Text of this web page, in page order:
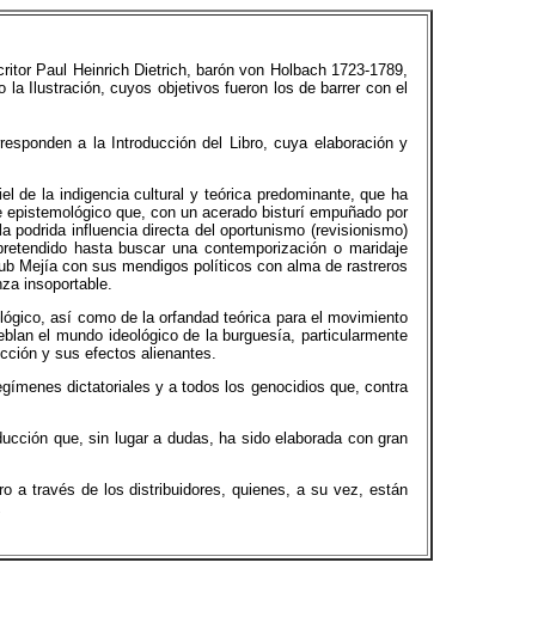
Paul Heinrich Dietrich, barón von Holbach 1723-1789,
Ilustración, cuyos objetivos fueron los de barrer con el
a la Introducción del Libro, cuya elaboración y
de la indigencia cultural y teórica predominante, que ha
que, con un acerado bisturí empuñado por
influencia directa del oportunismo (revisionismo)
hasta buscar una contemporización o maridaje
Mejía con sus mendigos políticos con alma de rastreros
insoportable.
así como de la orfandad teórica para el movimiento
el mundo ideológico de la burguesía, particularmente
y sus efectos alienantes.
dictatoriales y a todos los genocidios que, contra
que, sin lugar a dudas, ha sido elaborada con gran
a través de los distribuidores, quienes, a su vez, están